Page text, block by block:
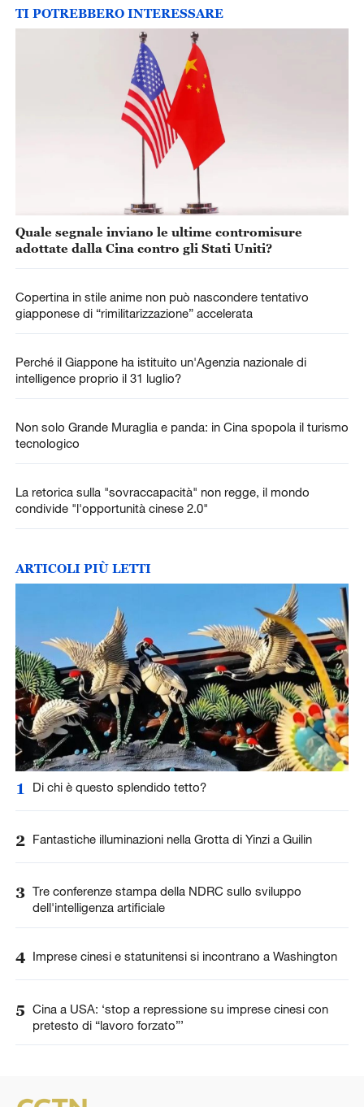
TI POTREBBERO INTERESSARE
Quale segnale inviano le ultime contromisure
adottate dalla Cina contro gli Stati Uniti?
Copertina in stile anime non può nascondere tentativo
giapponese di “rimilitarizzazione” accelerata
Perché il Giappone ha istituito un'Agenzia nazionale di
intelligence proprio il 31 luglio?
Non solo Grande Muraglia e panda: in Cina spopola il turismo
tecnologico
La retorica sulla "sovraccapacità" non regge, il mondo
condivide "l'opportunità cinese 2.0"
ARTICOLI PIÙ LETTI
1 Di chi è questo splendido tetto?
2 Fantastiche illuminazioni nella Grotta di Yinzi a Guilin
3 Tre conferenze stampa della NDRC sullo sviluppo
dell'intelligenza artificiale
4 Imprese cinesi e statunitensi si incontrano a Washington
5 Cina a USA: ‘stop a repressione su imprese cinesi con
pretesto di “lavoro forzato”’